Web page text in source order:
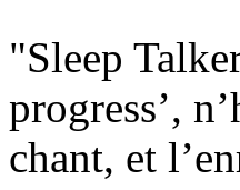
"Sleep
progress’,
chant, et